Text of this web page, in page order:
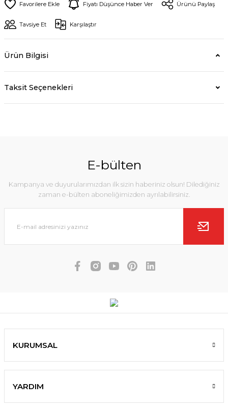
Fiyatı Düşünce Haber Ver Ürünü Paylaş
Tavsiye Et Karşılaştır
Ürün Bilgisi
Taksit Seçenekleri
E-bülten
Kampanya ve duyurularımızdan ilk sizin haberiniz olsun! Dilediğiniz
zaman e-bülten aboneliğimizden ayrılabilirsiniz.
KURUMSAL
YARDIM